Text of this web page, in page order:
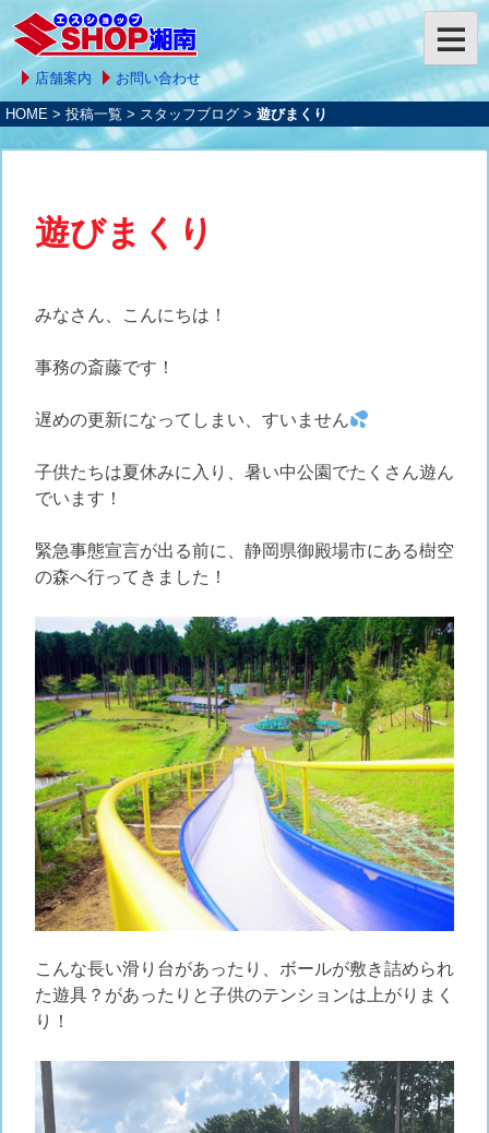
店舗案内 お問い合わせ
HOME > 投稿一覧 > スタッフブログ > 遊びまくり
遊びまくり
みなさん、こんにちは！
事務の斎藤です！
遅めの更新になってしまい、すいません
子供たちは夏休みに入り、暑い中公園でたくさん遊ん
でいます！
緊急事態宣言が出る前に、静岡県御殿場市にある樹空
の森へ行ってきました！
こんな長い滑り台があったり、ボールが敷き詰められ
た遊具？があったりと子供のテンションは上がりまく
り！